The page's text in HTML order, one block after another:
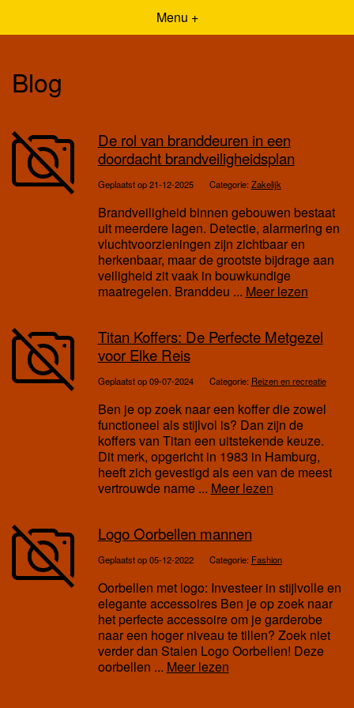
Menu +
Blog
De rol van branddeuren in een
doordacht brandveiligheidsplan
Geplaatst op 21-12-2025 Categorie: Zakelijk
Brandveiligheid binnen gebouwen bestaat
uit meerdere lagen. Detectie, alarmering en
vluchtvoorzieningen zijn zichtbaar en
herkenbaar, maar de grootste bijdrage aan
veiligheid zit vaak in bouwkundige
maatregelen. Branddeu ... Meer lezen
Titan Koffers: De Perfecte Metgezel
voor Elke Reis
Geplaatst op 09-07-2024 Categorie: Reizen en recreatie
Ben je op zoek naar een koffer die zowel
functioneel als stijlvol is? Dan zijn de
koffers van Titan een uitstekende keuze.
Dit merk, opgericht in 1983 in Hamburg,
heeft zich gevestigd als een van de meest
vertrouwde name ... Meer lezen
Logo Oorbellen mannen
Geplaatst op 05-12-2022 Categorie: Fashion
Oorbellen met logo: Investeer in stijlvolle en
elegante accessoires Ben je op zoek naar
het perfecte accessoire om je garderobe
naar een hoger niveau te tillen? Zoek niet
verder dan Stalen Logo Oorbellen! Deze
oorbellen ... Meer lezen